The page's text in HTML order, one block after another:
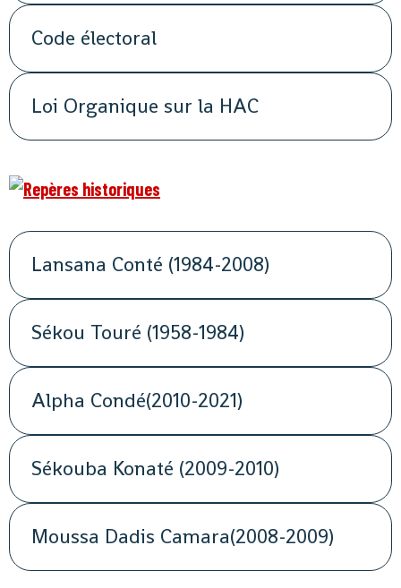
Code électoral
Loi Organique sur la HAC
Lansana Conté (1984-2008)
Sékou Touré (1958-1984)
Alpha Condé(2010-2021)
Sékouba Konaté (2009-2010)
Moussa Dadis Camara(2008-2009)